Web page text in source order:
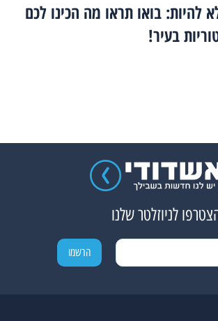
להיות: בואו תראו מה הכינו לכם
בעיר!
לניוזלטר שלנו